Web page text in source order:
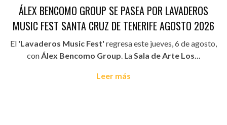
ÁLEX BENCOMO GROUP SE PASEA POR LAVADEROS
MUSIC FEST SANTA CRUZ DE TENERIFE AGOSTO 2026
El 'Lavaderos Music Fest' regresa este jueves, 6 de agosto,
conÁlex Bencomo Group. LaSala de Arte Los...
Leer más